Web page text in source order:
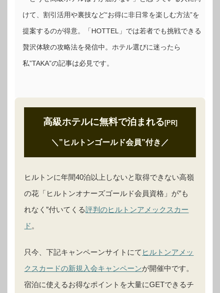
けて、割引活用や裏技など“お得に非日常を楽しむ方法”を
提案するのが得意。「HOTTEL」では若者でも挑戦できる
贅沢体験の攻略法を発信中。ホテル選びに迷ったら
私”TAKA”の記事は必見です。
高級ホテルに無料で泊まれる [PR]
＼”ヒルトンゴールド会員”付き ／
ヒルトンに年間40泊以上しないと取得できない高嶺
の花「ヒルトンオナーズゴールド会員資格」が”も
れなく”付いてくる評判のヒルトンアメックスカー
ド 。
只今、下記キャンペーンサイトにて ヒルトンアメッ
クスカードの新規入会キャンペーンが開催中です。
宿泊に使えるお得なポイントを大量にGETできるチ